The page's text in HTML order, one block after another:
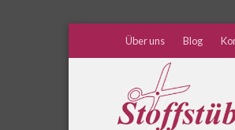
Über uns Blog